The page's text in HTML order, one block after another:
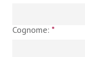
Cognome: *